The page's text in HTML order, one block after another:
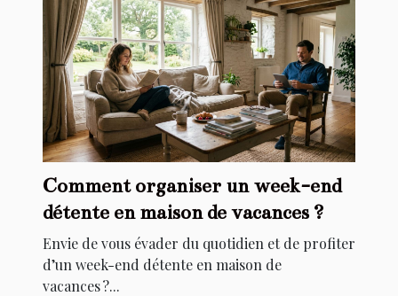
Comment organiser un week-end
détente en maison de vacances ?
Envie de vous évader du quotidien et de profiter
d’un week-end détente en maison de
vacances ?...